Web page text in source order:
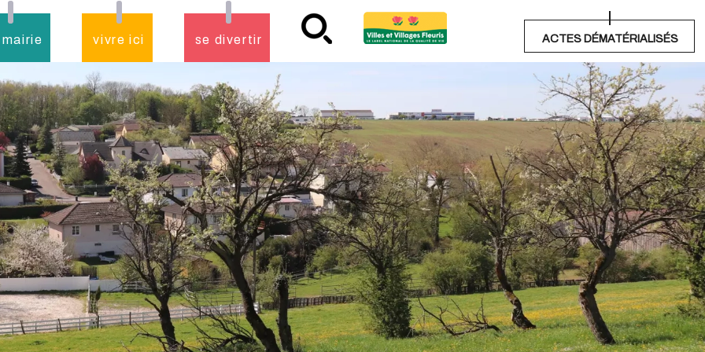
ACTES DÉMATÉRIALISÉS
mairie vivre ici se divertir